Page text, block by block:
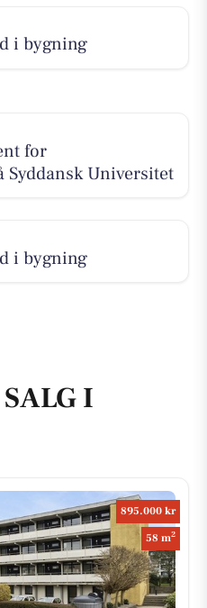
i bygning
for
Syddansk Universitet
i bygning
I
895.000 kr
58 m2